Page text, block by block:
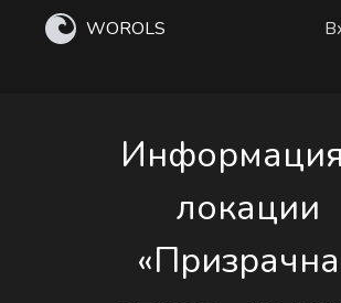
WOROLS
локации